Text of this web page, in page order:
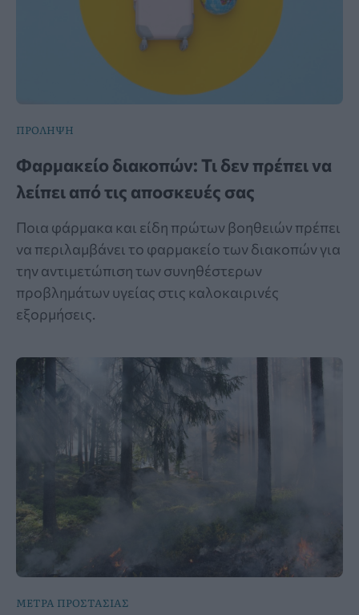
ΠΡΟΛΗΨΗ
Φαρμακείο διακοπών: Τι δεν πρέπει να
λείπει από τις αποσκευές σας
Ποια φάρμακα και είδη πρώτων βοηθειών πρέπει
να περιλαμβάνει το φαρμακείο των διακοπών για
την αντιμετώπιση των συνηθέστερων
προβλημάτων υγείας στις καλοκαιρινές
εξορμήσεις.
ΜΕΤΡΑ ΠΡΟΣΤΑΣΙΑΣ